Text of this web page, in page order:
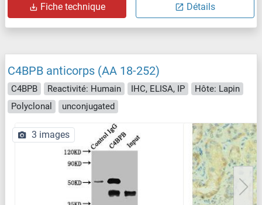
Fiche technique Détails
C4BPB anticorps (AA 18-252)
C4BPB Reactivité: Humain IHC, ELISA, IP
Hôte: Lapin
Polyclonal
unconjugated
3 images